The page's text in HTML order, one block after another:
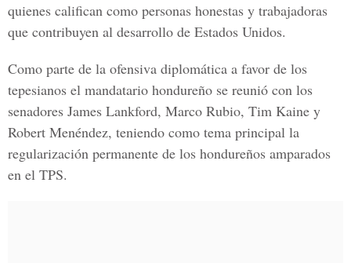
quienes califican como personas honestas y trabajadoras
que contribuyen al desarrollo de Estados Unidos.
Como parte de la ofensiva diplomática a favor de los
tepesianos el mandatario hondureño se reunió con los
senadores James Lankford, Marco Rubio, Tim Kaine y
Robert Menéndez, teniendo como tema principal la
regularización permanente de los hondureños amparados
en el TPS.